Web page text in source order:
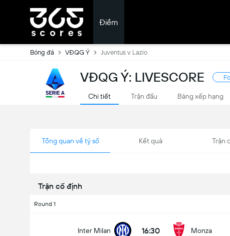
Điểm
Bóng đá VĐQG Ý Juventus v Lazio
VĐQG Ý: LIVESCORE
Chi tiết Trận đấu Bảng xếp hạng
Tổng quan về tỷ số Kết quả Trận
Trận cố định
Round 1
Inter Milan 16:30 Monza